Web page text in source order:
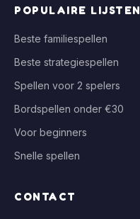
POPULAIRE LIJSTEN
Beste familiespellen
Beste strategiespellen
Spellen voor 2 spelers
Bordspellen onder €30
Voor beginners
Snelle spellen
CONTACT